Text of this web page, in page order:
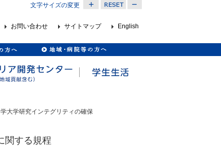
文字サイズの変更
お問い合わせ サイトマップ English
大学研究インテグリティの確保
関する規程